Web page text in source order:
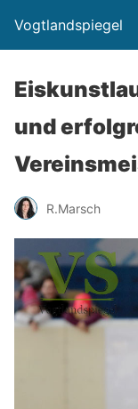
Vogtlandspiegel
und
R.Marsch